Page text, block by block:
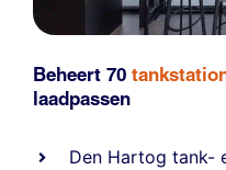
Beheert 70
laadpassen
Den Hartog tank-